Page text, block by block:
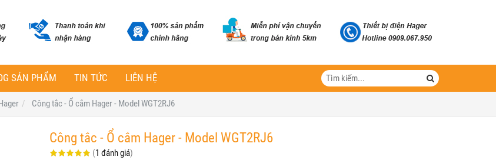
SẢN PHẨM TIN TỨC LIÊN HỆ
Công tắc - Ổ cắm Hager - Model WGT2RJ6
Công tắc - Ổ cắm Hager - Model WGT2RJ6
(1 đánh giá)